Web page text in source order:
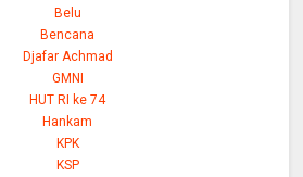
Belu
Bencana
Djafar Achmad
GMNI
HUT RI ke 74
Hankam
KPK
KSP